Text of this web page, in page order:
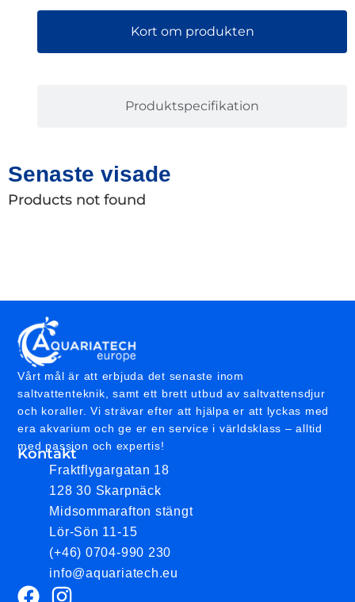
Kort om produkten
Produktspecifikation
Senaste visade
Products not found
Vårt mål är att erbjuda det senaste inom
saltvattenteknik, samt ett brett utbud av saltvattensdjur
och koraller. Vi strävar efter att hjälpa er att lyckas med
era akvarium och ge er en service i världsklass – alltid
med passion och expertis!
Kontakt
Fraktflygargatan 18
128 30 Skarpnäck
Midsommarafton stängt
Lör-Sön 11-15
(+46) 0704-990 230
info@aquariatech.eu